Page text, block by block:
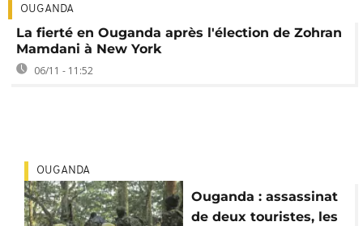
OUGANDA
La fierté en Ouganda après l'élection de Zohran
Mamdani à New York
06/11 - 11:52
OUGANDA
Ouganda : assassinat
de deux touristes, les